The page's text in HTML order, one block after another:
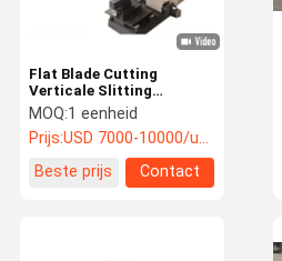
Flat Blade Cutting
Verticale Slitting
Machine 0-200m/min
Slitting Speed 380V
Spanning
MOQ:1 eenheid
Prijs:USD 7000-10000/unit
Beste prijs
Contact